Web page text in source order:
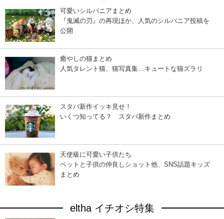
可愛いシルバニアまとめ
『鬼滅の刃』の再現ほか、人気のシルバニア投稿を
公開
癒やしの猫まとめ
人気タレント猫、猫写真集…キュートな猫ズラリ
スタバ新作イッキ見せ！
いくつ知ってる？ スタバ新作まとめ
天使級に可愛い子供たち
ペットと子供の仲良しショット他、SNS話題キッズ
まとめ
eltha イチオシ特集